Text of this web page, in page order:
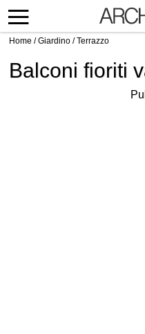
Home /Giardino /Terrazzo
Balconi fioriti